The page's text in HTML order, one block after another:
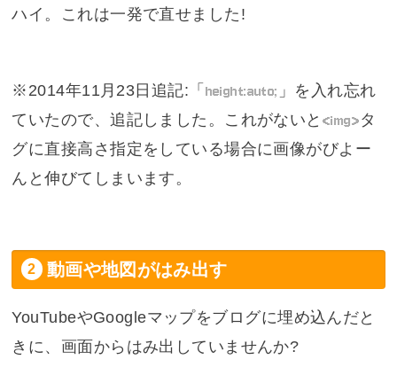
ハイ。これは一発で直せました!
※ 2014年11月23日 追記:「 height:auto; 」を入れ忘れ
ていたので、追記しました。これがないと <img>タ
グに直接高さ指定をしている場合に画像がびよー
んと伸びてしまいます。
動画や地図がはみ出す
YouTubeやGoogleマップをブログに埋め込んだと
きに、画面からはみ出していませんか?